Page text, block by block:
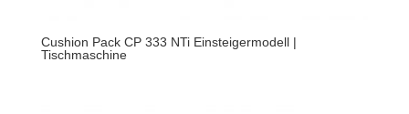
Cushion Pack CP 333 NTi Einsteigermodell |
Tischmaschine